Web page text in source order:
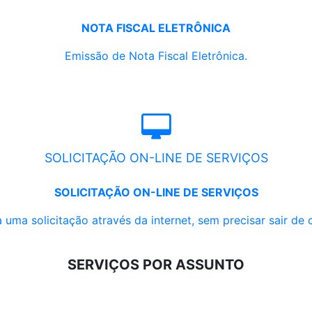
NOTA FISCAL ELETRÔNICA
Emissão de Nota Fiscal Eletrônica.
SOLICITAÇÃO ON-LINE DE SERVIÇOS
SOLICITAÇÃO ON-LINE DE SERVIÇOS
uma solicitação através da internet, sem precisar sair de
SERVIÇOS POR ASSUNTO